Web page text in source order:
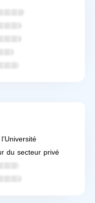
du secteur privé